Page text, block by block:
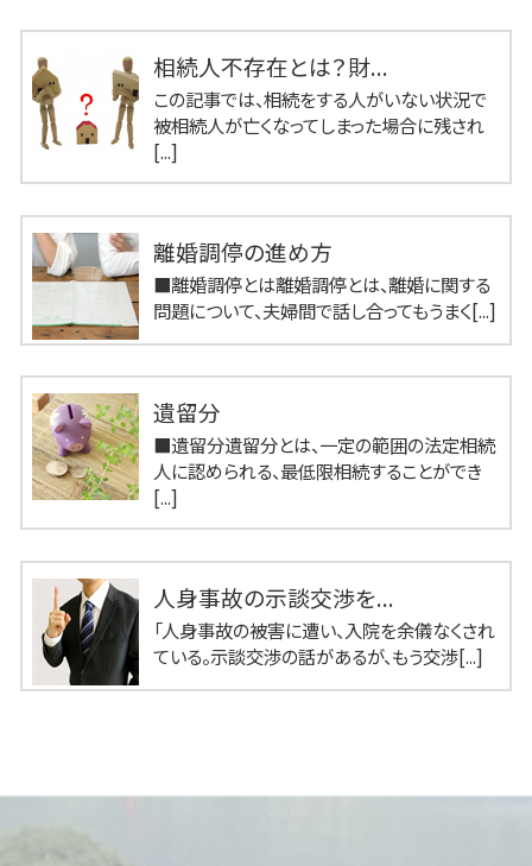
相続人不存在とは？財...
この記事では、相続をする人がいない状況で
被相続人が亡くなってしまった場合に残され
[...]
離婚調停の進め方
■離婚調停とは離婚調停とは、離婚に関する
問題について、夫婦間で話し合ってもうまく[...]
遺留分
■遺留分遺留分とは、一定の範囲の法定相続
人に認められる、最低限相続することができ
[...]
人身事故の示談交渉を...
「人身事故の被害に遭い、入院を余儀なくされ
ている。示談交渉の話があるが、もう交渉[...]